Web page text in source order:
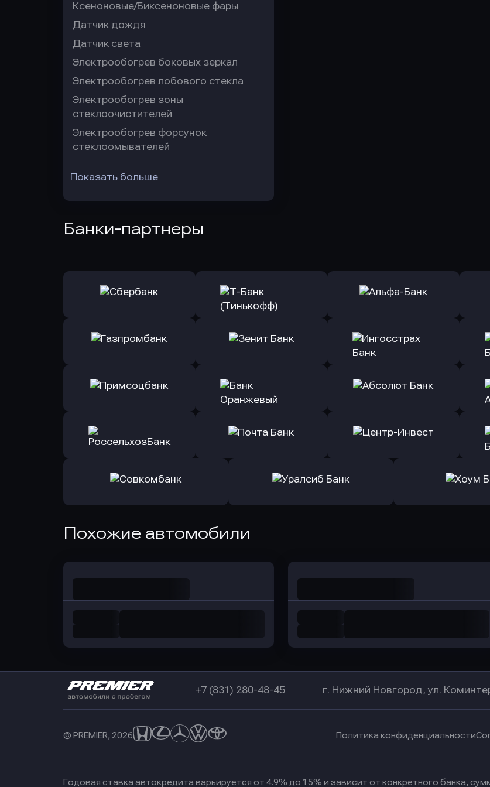
Ксеноновые/Биксеноновые фары
Датчик дождя
Датчик света
Электрообогрев боковых зеркал
Электрообогрев лобового стекла
Электрообогрев зоны
стеклоочистителей
Электрообогрев форсунок
стеклоомывателей
Показать больше
Банки-партнеры
Оправить заявку
Оправить заявку
Оправить заявку
в Альфа-Банк
Оправить заявку
Оправить заявку
в Зенит Банк
Оправить заявку
Оправить заявку
в Примсоцбанк
Оправить заявку
Оправить заявку
Оправить заявку
Оправить заявку
в Совкомбанк
Похожие автомобили
+7 (831) 280-48-45 г. Нижний Новгород, ул.
© PREMIER, 2026 Политика конфиденциальности
Годовая ставка автокредита варьируется от 4.9% до 15% и зависит от конкретного банка,